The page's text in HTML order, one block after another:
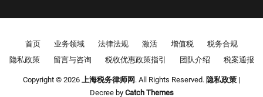
Footer menu
首页 业务领域 法律法规 激活 增值税
税务合规
隐私政策
留言与咨询 税收优惠政策指引 团队介绍 税案通报
Copyright © 2026 上海税务律师网 . All Rights Reserved. 隐私政策 |
Decree by Catch Themes